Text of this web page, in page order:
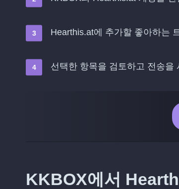
Hearthis.at에 추가할 좋아하는
선택한 항목을 검토하고 전송을
KKBOX에서